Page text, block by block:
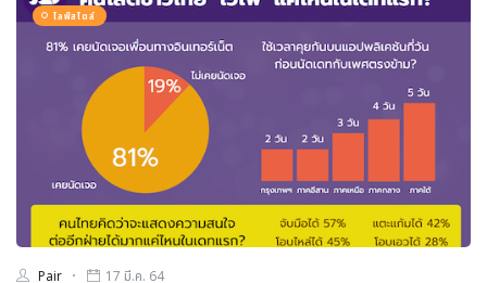
ไลฟ์สไตล์
Pair 17 มี.ค. 64